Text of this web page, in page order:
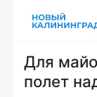
Для
полет